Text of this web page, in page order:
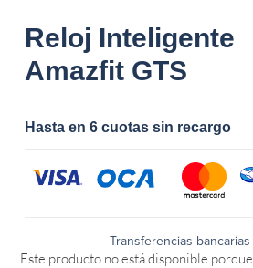
Reloj Inteligente
Amazfit GTS
Hasta en 6 cuotas sin recargo
Transferencias bancarias
Este producto no está disponible